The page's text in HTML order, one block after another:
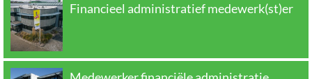
Financieel administratief medewerk(st)er